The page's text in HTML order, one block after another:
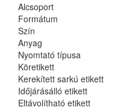
Alcsoport
Formátum
Szín
Anyag
Nyomtató típusa
Köretikett
Kerekített sarkú etikett
Időjárásálló etikett
Eltávolítható etikett